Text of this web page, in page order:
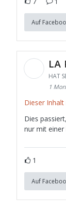
Auf
LA
HAT
1
Dieser
Dies
nur mit einer
1
Auf